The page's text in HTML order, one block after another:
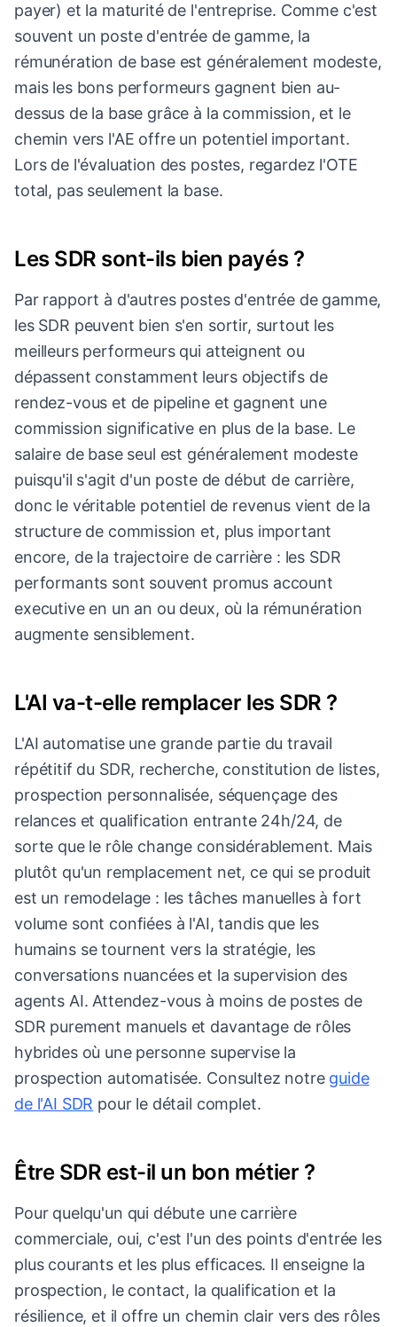
payer) et la maturité de l'entreprise. Comme c'est
souvent un poste d'entrée de gamme, la
rémunération de base est généralement modeste,
mais les bons performeurs gagnent bien au-
dessus de la base grâce à la commission, et le
chemin vers l'AE offre un potentiel important.
Lors de l'évaluation des postes, regardez l'OTE
total, pas seulement la base.
Les SDR sont-ils bien payés ?
Par rapport à d'autres postes d'entrée de gamme,
les SDR peuvent bien s'en sortir, surtout les
meilleurs performeurs qui atteignent ou
dépassent constamment leurs objectifs de
rendez-vous et de pipeline et gagnent une
commission significative en plus de la base. Le
salaire de base seul est généralement modeste
puisqu'il s'agit d'un poste de début de carrière,
donc le véritable potentiel de revenus vient de la
structure de commission et, plus important
encore, de la trajectoire de carrière : les SDR
performants sont souvent promus account
executive en un an ou deux, où la rémunération
augmente sensiblement.
L'AI va-t-elle remplacer les SDR ?
L'AI automatise une grande partie du travail
répétitif du SDR, recherche, constitution de listes,
prospection personnalisée, séquençage des
relances et qualification entrante 24h/24, de
sorte que le rôle change considérablement. Mais
plutôt qu'un remplacement net, ce qui se produit
est un remodelage : les tâches manuelles à fort
volume sont confiées à l'AI, tandis que les
humains se tournent vers la stratégie, les
conversations nuancées et la supervision des
agents AI. Attendez-vous à moins de postes de
SDR purement manuels et davantage de rôles
hybrides où une personne supervise la
prospection automatisée. Consultez notre guide
de l'AI SDR pour le détail complet.
Être SDR est-il un bon métier ?
Pour quelqu'un qui débute une carrière
commerciale, oui, c'est l'un des points d'entrée les
plus courants et les plus efficaces. Il enseigne la
prospection, le contact, la qualification et la
résilience, et il offre un chemin clair vers des rôles